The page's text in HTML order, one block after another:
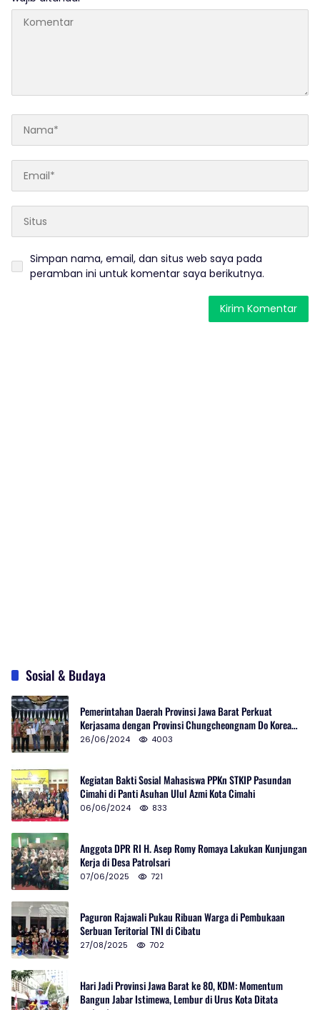
Simpan nama, email, dan situs web saya pada
peramban ini untuk komentar saya berikutnya.
Sosial & Budaya
Pemerintahan Daerah Provinsi Jawa Barat Perkuat
Kerjasama dengan Provinsi Chungcheongnam Do Korea
Selatan
26/06/2024 4003
Kegiatan Bakti Sosial Mahasiswa PPKn STKIP Pasundan
Cimahi di Panti Asuhan Ulul Azmi Kota Cimahi
06/06/2024 833
Anggota DPR RI H. Asep Romy Romaya Lakukan Kunjungan
Kerja di Desa Patrolsari
07/06/2025 721
Paguron Rajawali Pukau Ribuan Warga di Pembukaan
Serbuan Teritorial TNI di Cibatu
27/08/2025 702
Hari Jadi Provinsi Jawa Barat ke 80, KDM: Momentum
Bangun Jabar Istimewa, Lembur di Urus Kota Ditata